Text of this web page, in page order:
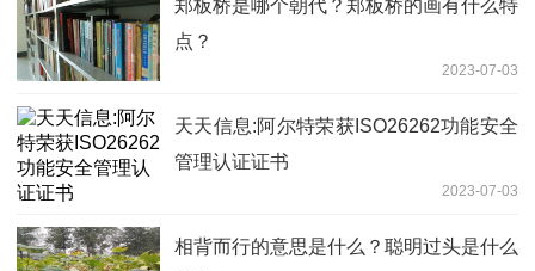
郑板桥是哪个朝代？郑板桥的画有什么特
点？
2023-07-03
天天信息:阿尔特荣获ISO26262功能安全
管理认证证书
2023-07-03
相背而行的意思是什么？聪明过头是什么